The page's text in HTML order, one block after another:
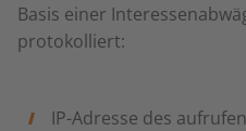
Basis einer
protokolliert:
IP-Adresse des